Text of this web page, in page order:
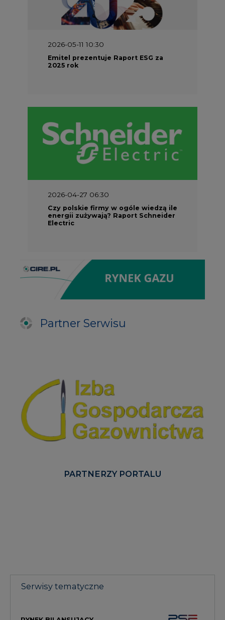
2026-05-11 10:30
Emitel prezentuje Raport ESG za
2025 rok
2026-04-27 06:30
Czy polskie firmy w ogóle wiedzą ile
energii zużywają? Raport Schneider
Electric
Partner Serwisu
PARTNERZY PORTALU
Serwisy tematyczne